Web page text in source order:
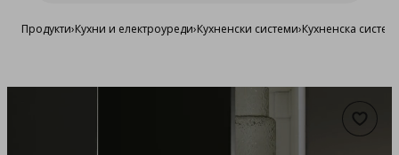
Продукти›Кухни и електроуреди›Кухненски системи›Кухненска